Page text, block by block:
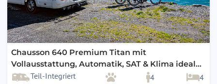
Chausson 640 Premium Titan mit
Vollausstattung, Automatik, SAT & Klima ideal
für 2 Personen
Teil-Integriert 4 4